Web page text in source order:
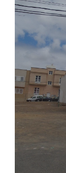
del
con otra
pérez
del real
dichos de
y don
catastral
2669/bis
2669/bis,